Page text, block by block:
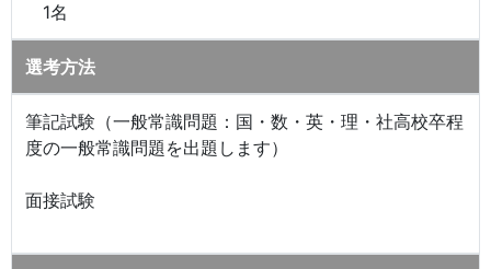
1名
選考方法
筆記試験（一般常識問題：国・数・英・理・社高校卒程
度の一般常識問題を出題します）
面接試験